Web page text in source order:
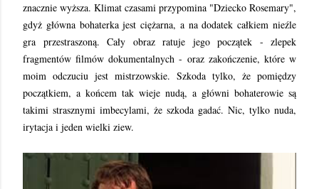
znacznie wyższa. Klimat czasami przypomina "Dziecko Rosemary",
gdyż główna bohaterka jest ciężarna, a na dodatek całkiem nieźle
gra przestraszoną. Cały obraz ratuje jego początek - zlepek
fragmentów filmów dokumentalnych - oraz zakończenie, które w
moim odczuciu jest mistrzowskie. Szkoda tylko, że pomiędzy
początkiem, a końcem tak wieje nudą, a główni bohaterowie są
takimi strasznymi imbecylami, że szkoda gadać. Nic, tylko nuda,
irytacja i jeden wielki ziew.